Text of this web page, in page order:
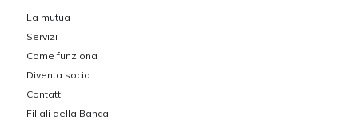
La mutua
Servizi
Come funziona
Diventa socio
Contatti
Filiali della Banca